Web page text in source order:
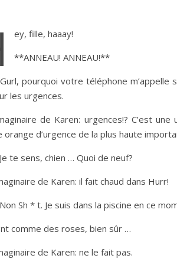
ey, fille, haaay!
**ANNEAU! ANNEAU!**
pourquoi votre téléphone
les urgences.
de Karen: urgences!? C’est
orange d’urgence de la plus haute
te sens, chien … Quoi de neuf?
de Karen: il fait chaud dans Hurr!
Sh * t. Je suis dans la piscine en ce
comme des roses, bien sûr …
de Karen: ne le fait pas.